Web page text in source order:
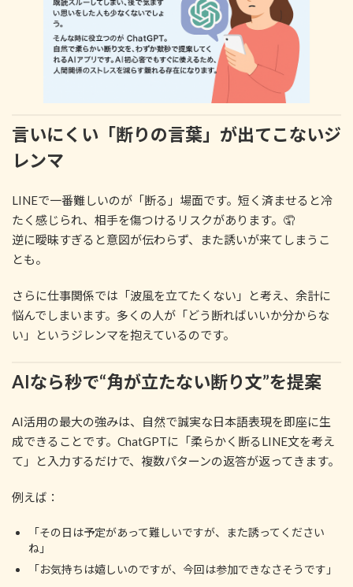
言いにくい「断りの言葉」が出てこないジ
レンマ
LINEで一番難しいのが「断る」場面です。短く済ませると冷
たく感じられ、相手を傷つけるリスクがあります。🤦
逆に曖昧すぎると意図が伝わらず、また誘いが来てしまうこ
とも。
さらに仕事関係では「波風を立てたくない」と考え、余計に
悩んでしまいます。多くの人が「どう断ればいいか分からな
い」というジレンマを抱えているのです。
AIなら秒で“角が立たない断り文”を提案
AI活用の最大の強みは、自然で誠実な日本語表現を即座に生
成できることです。ChatGPTに「柔らかく断るLINE文を考え
て」と入力するだけで、複数パターンの返答が返ってきます。
例えば：
「その日は予定があって難しいですが、また誘ってください
ね」
「お気持ちは嬉しいのですが、今回は参加できなさそうです」